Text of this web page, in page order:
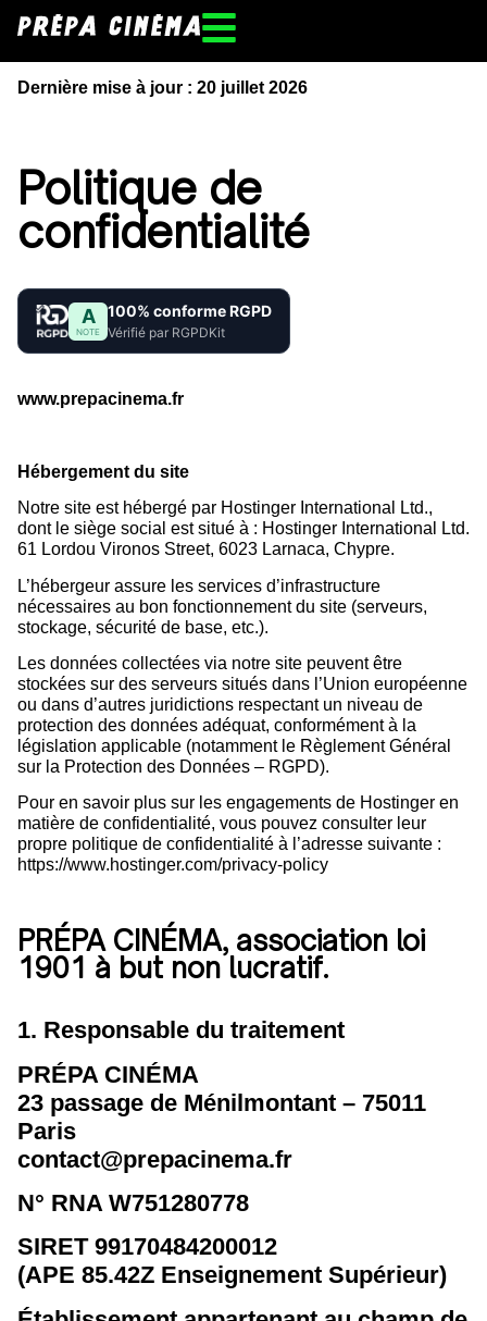
Dernière mise à jour : 20 juillet 2026
Politique de
confidentialité
A
NOTE
100% conforme RGPD
Vérifié par RGPDKit
www.prepacinema.fr
Hébergement du site
Notre site est hébergé par Hostinger International Ltd.,
dont le siège social est situé à : Hostinger International Ltd.
61 Lordou Vironos Street, 6023 Larnaca, Chypre.
L’hébergeur assure les services d’infrastructure
nécessaires au bon fonctionnement du site (serveurs,
stockage, sécurité de base, etc.).
Les données collectées via notre site peuvent être
stockées sur des serveurs situés dans l’Union européenne
ou dans d’autres juridictions respectant un niveau de
protection des données adéquat, conformément à la
législation applicable (notamment le Règlement Général
sur la Protection des Données – RGPD).
Pour en savoir plus sur les engagements de Hostinger en
matière de confidentialité, vous pouvez consulter leur
propre politique de confidentialité à l’adresse suivante :
https://www.hostinger.com/privacy-policy
PRÉPA CINÉMA, association loi
1901 à but non lucratif.
1. Responsable du traitement
PRÉPA CINÉMA
23 passage de Ménilmontant – 75011
Paris
contact@prepacinema.fr
N° RNA W751280778
SIRET 99170484200012
(APE 85.42Z Enseignement Supérieur)